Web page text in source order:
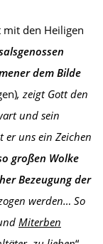
mit den Heiligen
dem Bilde
, zeigt Gott den
und sein
er uns ein Zeichen
großen Wolke
Bezeugung der
werden… So
Miterben